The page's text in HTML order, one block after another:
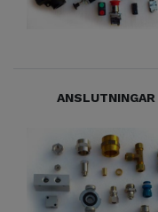
ANSLUTNINGAR